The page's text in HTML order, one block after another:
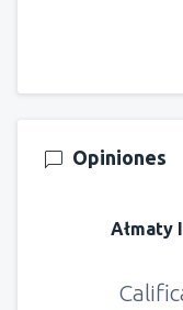
Opiniones